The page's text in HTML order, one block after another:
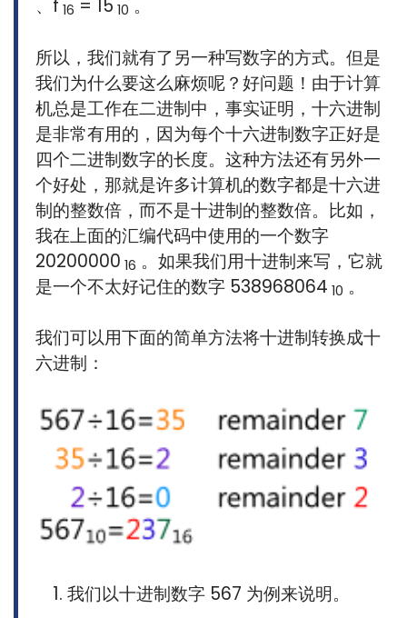
、f 16 = 15 10 。
所以，我们就有了另一种写数字的方式。但是
我们为什么要这么麻烦呢？好问题！由于计算
机总是工作在二进制中，事实证明，十六进制
是非常有用的，因为每个十六进制数字正好是
四个二进制数字的长度。这种方法还有另外一
个好处，那就是许多计算机的数字都是十六进
制的整数倍，而不是十进制的整数倍。比如，
我在上面的汇编代码中使用的一个数字
20200000 16 。如果我们用十进制来写，它就
是一个不太好记住的数字 538968064 10 。
我们可以用下面的简单方法将十进制转换成十
六进制：
我们以十进制数字 567 为例来说明。